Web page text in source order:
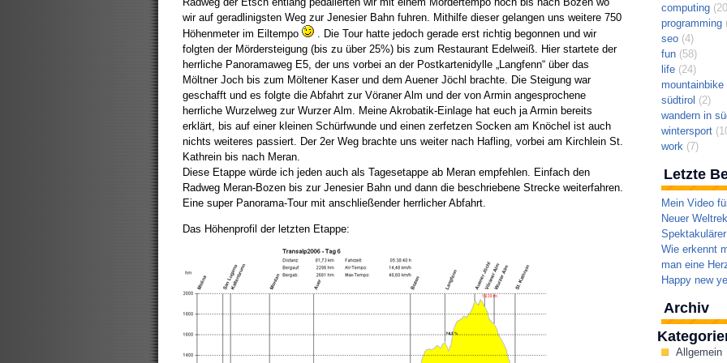
wir auf geradlinigsten Weg zur Jenesier Bahn fuhren. Mithilfe dieser gelangen uns weitere 750
Höhenmeter im Eiltempo
. Die Tour hatte jedoch gerade erst richtig begonnen und wir
folgten der Mördersteigung (bis zu über 25%) bis zum Restaurant Edelweiß. Hier startete der
herrliche Panoramaweg E5, der uns vorbei an der Postkartenidylle „Langfenn“ über das
Möltner Joch bis zum Möltener Kaser und dem Auener Jöchl brachte. Die Steigung war
geschafft und es folgte die Abfahrt zur Vöraner Alm und der von Armin angesprochene
herrliche Wurzelweg zur Wurzer Alm. Meine Akrobatik-Einlage hat euch ja Armin bereits
erklärt, bis auf einer kleinen Schürfwunde und einen zerfetzen Socken am Knöchel ist auch
nichts weiteres passiert. Der 2er Weg brachte uns weiter nach Hafling, vorbei am Kirchlein St.
Kathrein bis nach Meran.
Diese Etappe würde ich jeden auch als Tagesetappe ab Meran empfehlen. Einfach den
Radweg Meran-Bozen bis zur Jenesier Bahn und dann die beschriebene Strecke weiterfahren.
Eine super Panorama-Tour mit anschließender herrlicher Abfahrt.
Das Höhenprofil der letzten Etappe:
computing
programming
seo(4)
fun(58)
life(24)
südtirol (2)
wandern in
wintersport
work(7)
Letzte
Mein Video
Neuer
Wie erkennt
man eine
Happy new
Archiv
Allgemein